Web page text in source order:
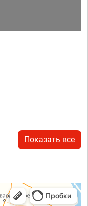
Показать все